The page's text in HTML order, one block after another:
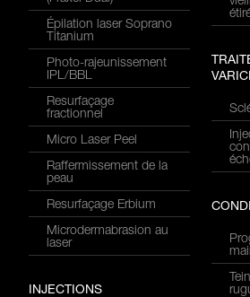
Épilation laser Soprano
Titanium
Photo-rajeunissement
IPL/BBL
Resurfaçage
fractionnel
Micro Laser Peel
Raffermissement de la
peau
Resurfaçage Erbium
Microdermabrasion au
laser
INJECTIONS